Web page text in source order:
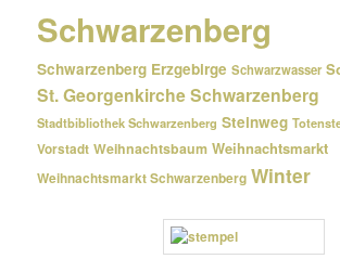
Schwarzenberg
Schwarzenberg Erzgebirge Schwarzwasser
St. Georgenkirche Schwarzenberg
Stadtbibliothek Schwarzenberg Steinweg
Vorstadt Weihnachtsbaum Weihnachtsmarkt
Weihnachtsmarkt Schwarzenberg Winter